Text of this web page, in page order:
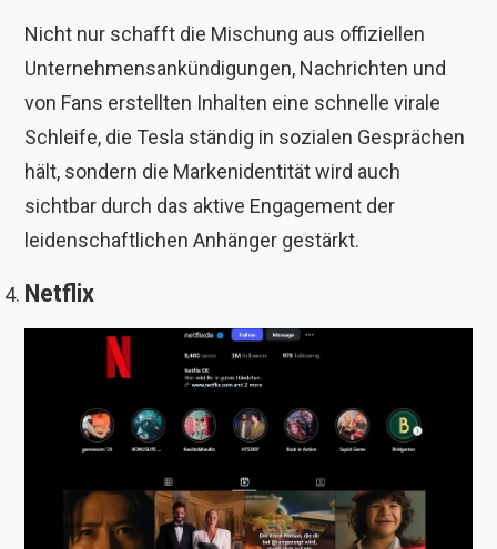
Nicht nur schafft die Mischung aus offiziellen
Unternehmensankündigungen, Nachrichten und
von Fans erstellten Inhalten eine schnelle virale
Schleife, die Tesla ständig in sozialen Gesprächen
hält, sondern die Markenidentität wird auch
sichtbar durch das aktive Engagement der
leidenschaftlichen Anhänger gestärkt.
Netflix